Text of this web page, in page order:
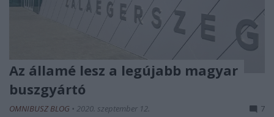
Az államé lesz a legújabb magyar
buszgyártó
OMNIBUSZ BLOG • 2020. szeptember 12. 7